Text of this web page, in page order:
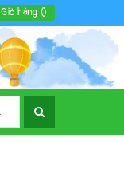
Giỏ hàng ()